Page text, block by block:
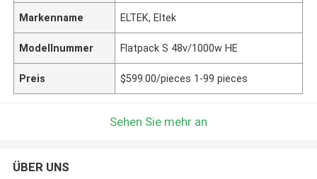
Markenname ELTEK, Eltek
Modellnummer Flatpack S 48v/1000w HE
Preis $599.00/pieces 1-99 pieces
Sehen Sie mehr an
ÜBER UNS